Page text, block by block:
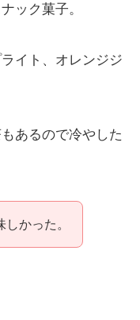
ック菓子。
イト、オレンジジ
あるので冷やした
かった。